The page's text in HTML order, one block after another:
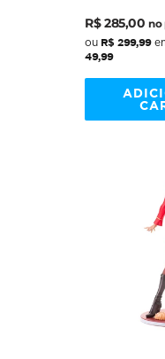
Preço
normal
Preço
R$ 285,00no
ou R$ 299,99
49,99